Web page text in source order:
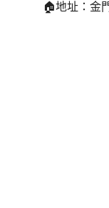
🏠地址：金